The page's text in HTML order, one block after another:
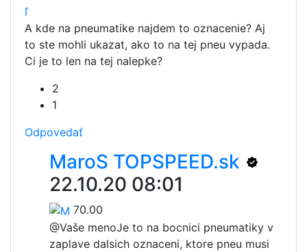
ľ
A kde na pneumatike najdem to oznacenie? Aj
to ste mohli ukazat, ako to na tej pneu vypada.
Ci je to len na tej nalepke?
2
1
Odpovedať
MaroS TOPSPEED.sk
22.10.20 08:01
70.00
@Vaše menoJe to na bocnici pneumatiky v
zaplave dalsich oznaceni, ktore pneu musi